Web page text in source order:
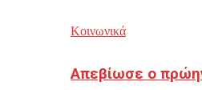
Κοινωνικά
Απεβίωσε ο